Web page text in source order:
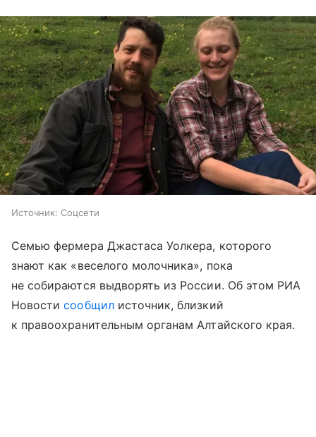
Источник: Соцсети
Семью фермера Джастаса Уолкера, которого
знают как «веселого молочника», пока
не собираются выдворять из России. Об этом РИА
Новостисообщилисточник, близкий
к правоохранительным органам Алтайского края.